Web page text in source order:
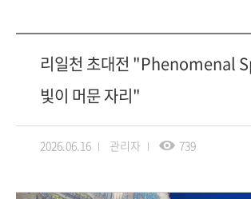
리일천 초대전 "Phenomenal
빛이 머문 자리"
2026.06.16 관리자 739